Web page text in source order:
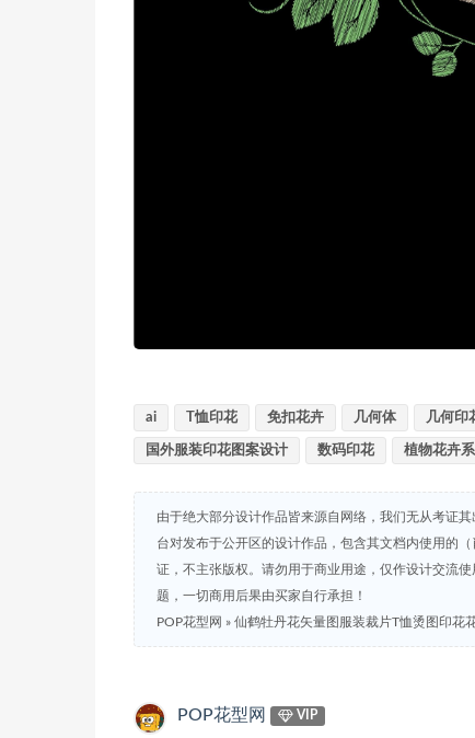
ai T恤印花 免扣花卉 几何体 几何印
国外服装印花图案设计 数码印花 植物花卉系
由于绝大部分设计作品皆来源自网络，我们无从考证
台对发布于公开区的设计作品，包含其文档内使用的
证，不主张版权。请勿用于商业用途，仅作设计交流
题，一切商用后果由买家自行承担！
POP花型网 » 仙鹤牡丹花矢量图服装裁片T恤烫图印花
POP花型网 VIP